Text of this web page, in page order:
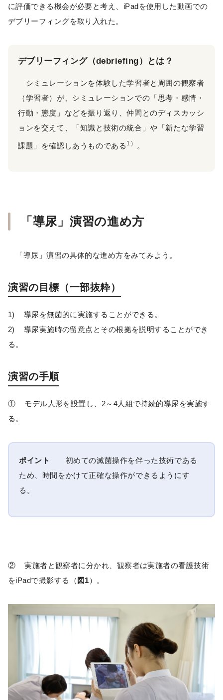
に評価できる機会が必要と考え、iPadを使用した動画での
デブリーフィングを取り入れた。
デブリーフィング（debriefing）とは？
シミュレーションを体験した学習者と周囲の観察者
（学習者）が、シミュレーションでの「思考・感情・
行動・態度」などを振り返り、仲間とのディスカッシ
ョンを交えて、「知識と技術の統合」や「新たな学習
課題」を確認しあうものである 1） 。
「導尿」演習の進め方
「導尿」演習の具体的な進め方をみてみよう。
演習の目標（一部抜粋）
1) 導尿を無菌的に実施することができる。
2) 導尿実施時の留意点とその根拠を説明することができ
る。
演習の手順
① モデル人形を設置し、2～4人組で持続的導尿を実施す
る。
ポイント
初めての滅菌操作を伴った技術である
ため、時間をかけて正確な操作ができるようにす
る。
② 実施者と観察者に分かれ、観察者は実施者の看護技術
をiPadで撮影する（ 図1）。